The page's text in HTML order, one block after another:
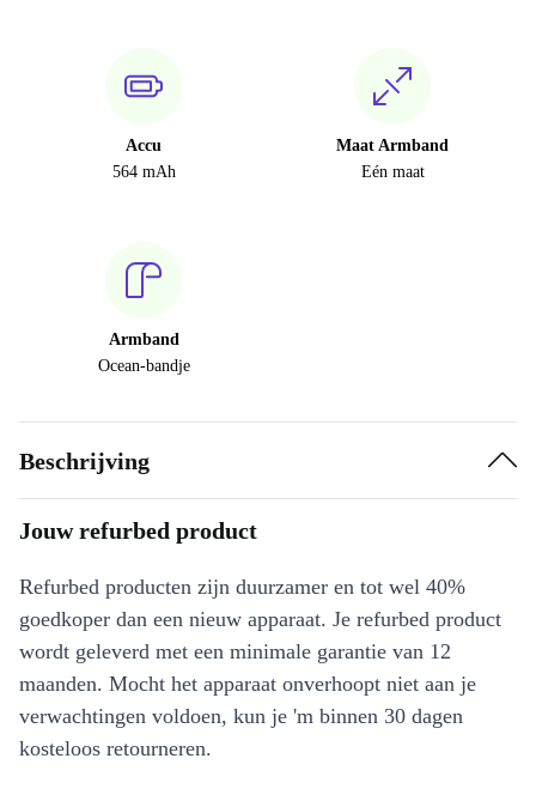
Accu
564 mAh
Maat Armband
Eén maat
Armband
Ocean-bandje
Beschrijving
Jouw refurbed product
Refurbed producten zijn duurzamer en tot wel 40%
goedkoper dan een nieuw apparaat. Je refurbed product
wordt geleverd met een minimale garantie van 12
maanden. Mocht het apparaat onverhoopt niet aan je
verwachtingen voldoen, kun je 'm binnen 30 dagen
kosteloos retourneren.